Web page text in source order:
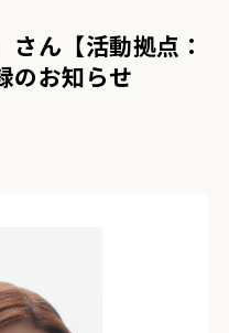
さん【活動拠点：
のお知らせ